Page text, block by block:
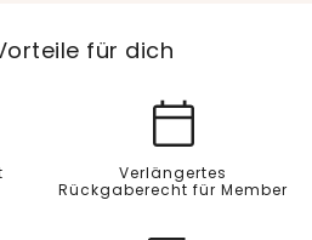
für dich
Verlängertes
Rückgaberecht für Member